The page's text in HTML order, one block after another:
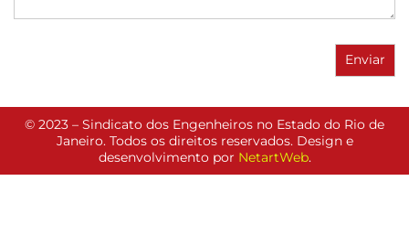
© 2023 – Sindicato dos Engenheiros no Estado do Rio de
Janeiro. Todos os direitos reservados. Design e
desenvolvimento por NetartWeb.